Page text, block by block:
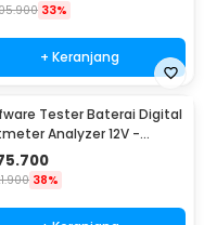
33%
+ Keranjang
Tester Baterai Digital
Analyzer 12V -
805
38%